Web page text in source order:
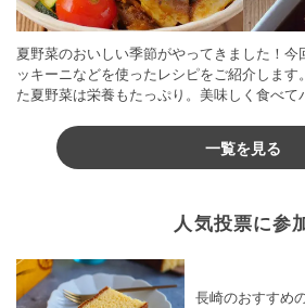
夏野菜のおいしい季節がやってきました！
ッキーニなどを使ったレシピをご紹介しま
た夏野菜は栄養もたっぷり。美味しく食べ
一覧を見る
人気投票に参
長崎のおすすめ